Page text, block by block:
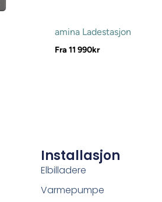
amina Ladestasjon
Fra 11 990kr
Installasjon
Elbilladere
Varmepumpe